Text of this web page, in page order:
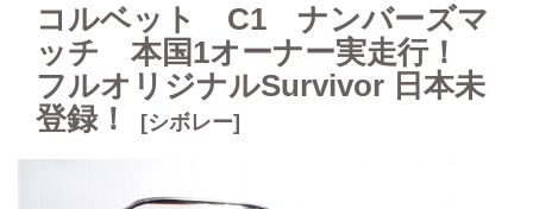
コルベット C1 ナンバーズマ
ッチ 本国1オーナー実走行！
フルオリジナルSurvivor 日本未
登録！
[シボレー]